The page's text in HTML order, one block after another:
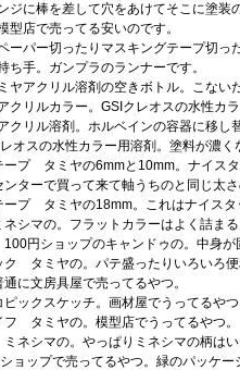
に棒を差して穴をあけてそこに塗装
店で売ってる安いのです。
パー切ったりマスキングテープ切っ
手。ガンプラのランナーです。
アクリル溶剤の空きボトル。こない
リルカラー。GSIクレオスの水性カラ
リル溶剤。ホルベインの容器に移し
オスの水性カラー用溶剤。塗料が濃く
ープ タミヤの6mmと10mm。ナイスタ
ターで買って来て軸うちのと同じ太さ
ープ タミヤの18mm。これはナイスタ
シマの。フラットカラーはよく詰まる
円ショップのキャンドゥの。中身が
ク タミヤの。パテ盛ったりいろいろ
に文房具屋で売ってるやつ。
ックスケッチ。画材屋でうってるやつ
フ タミヤの。模型店でうってるやつ。
ネシマの。やっぱりミネシマの柄はい
ップで売ってるやつ。緑のパッケー